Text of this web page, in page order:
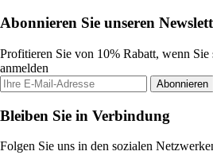
Abonnieren Sie unseren
Profitieren Sie von 10% Rabatt, wenn
anmelden
Abonnieren
Bleiben Sie in Verbindung
Folgen Sie uns in den sozialen